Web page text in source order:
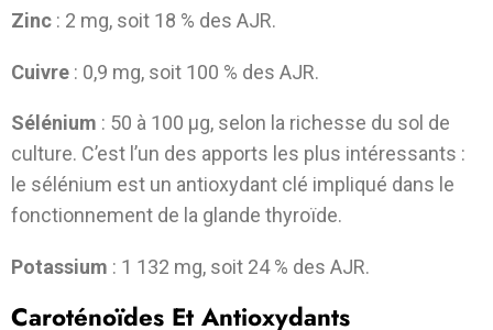
Zinc : 2 mg, soit 18 % des AJR.
Cuivre : 0,9 mg, soit 100 % des AJR.
Sélénium : 50 à 100 µg, selon la richesse du sol de
culture. C’est l’un des apports les plus intéressants :
le sélénium est un antioxydant clé impliqué dans le
fonctionnement de la glande thyroïde.
Potassium : 1 132 mg, soit 24 % des AJR.
Caroténoïdes Et Antioxydants